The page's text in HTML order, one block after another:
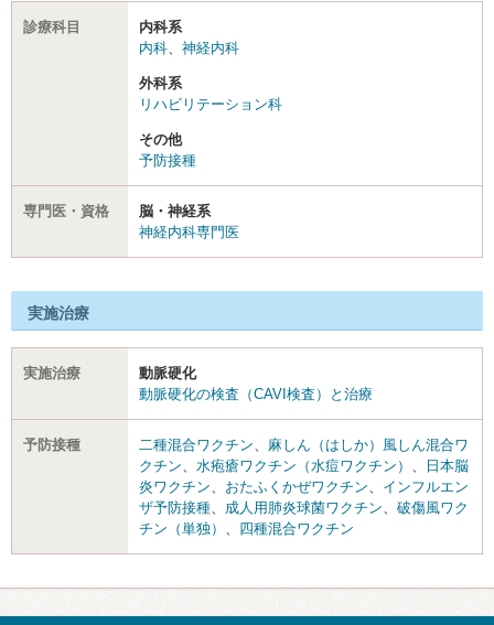
診療科目
内科系
内科、 神経内科
外科系
リハビリテーション科
その他
予防接種
専門医・資格
脳・神経系
神経内科専門医
実施治療
実施治療
動脈硬化
動脈硬化の検査（CAVI検査）と治療
予防接種 二種混合ワクチン、 麻しん（はしか）風しん混合ワ
クチン、 水疱瘡ワクチン（水痘ワクチン） 、
日本脳
炎ワクチン、 おたふくかぜワクチン、 インフルエン
ザ予防接種、 成人用肺炎球菌ワクチン、 破傷風ワク
チン（単独） 、 四種混合ワクチン